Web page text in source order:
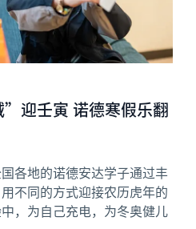
迎壬寅 诺德寒假乐翻
各地的诺德安达学子通过丰
不同的方式迎接农历虎年的
，为自己充电，为冬奥健儿